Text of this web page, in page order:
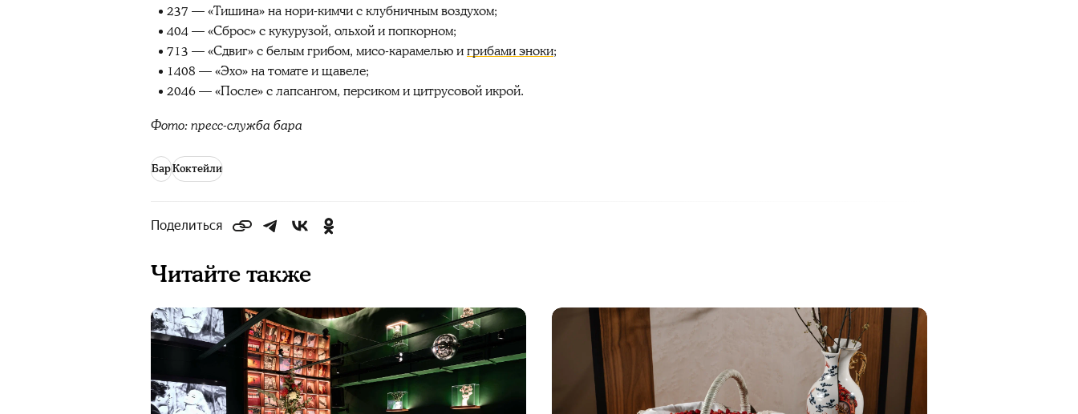
237 — «Тишина» на нори-кимчи с клубничным воздухом;
404 — «Сброс» с кукурузой, ольхой и попкорном;
713 — «Сдвиг» с белым грибом, мисо-карамелью игрибами эноки;
1408 — «Эхо» на томате и щавеле;
2046 — «После» с лапсангом, персиком и цитрусовой икрой.
Фото: пресс-служба бара
БарКоктейли
Поделиться
Читайте также